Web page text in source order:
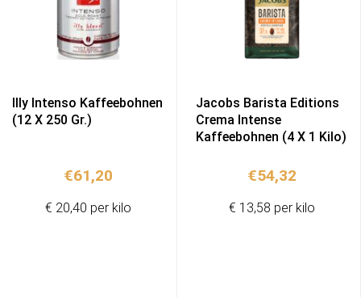
Illy Intenso Kaffeebohnen
(12 X 250 Gr.)
€61,20
€ 20,40 per kilo
Jacobs Barista Editions
Crema Intense
Kaffeebohnen (4 X 1 Kilo)
€54,32
€ 13,58 per kilo